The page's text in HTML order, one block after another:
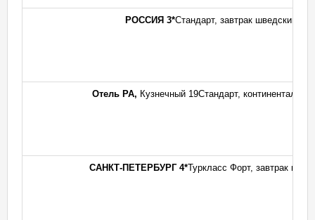
РОССИЯ 3*Стандарт, завтрак шведский
Отель РА, Кузнечный 19Стандарт,
САНКТ-ПЕТЕРБУРГ 4*Туркласс Форт, завтрак